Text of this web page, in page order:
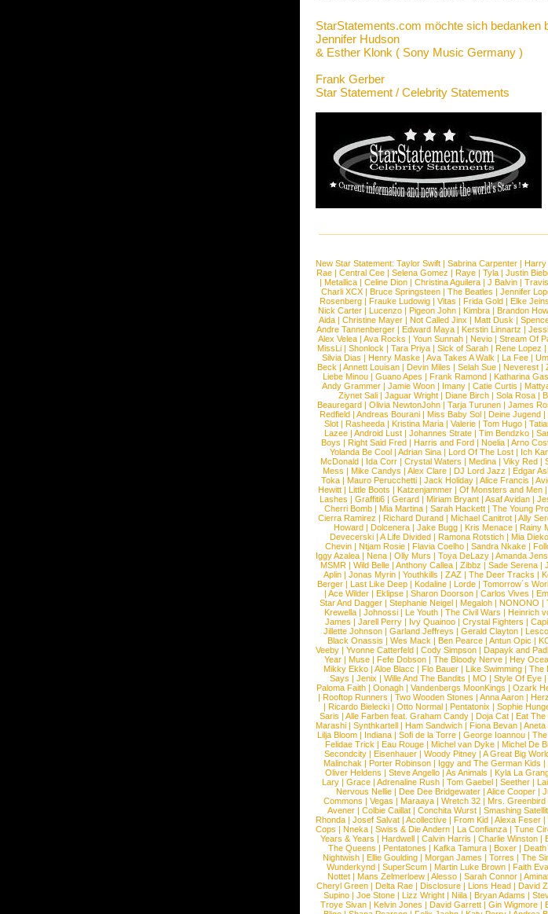
StarStatements.com möchte sich bedanken
Jennifer Hudson
& Esther Klonk ( Sony Music Germany )
Frank Gerber
Star Statement / Celebrity Statements
New Star Statement: Taylor Swift | Sabrina Carpenter | Harry
Rae| Central Cee| Selena Gomez | Raye| Tyla| Justin
| Metallica | Celine Dion | Christina Aguilera | J Balvin |
Charli XCX| Bruce Springsteen| The Beatles | Jennifer
Rosenberg | Frauke Ludowig | Vitas | Frida Gold | Elke
Nick Carter | Lucenzo | Pigeon John | Kimbra | Brandon
Aida| Christine Mayer| Not Called Jinx | Matt Dusk |
Andre Tannenberger | Edward Maya | Kerstin Linnartz |
Alex Velea | Ava Rocks | Youn Sunnah | Nevio | Stream Of
MissLi | Shonlock | Tara Priya | Sick of Sarah | Rene Lopez |
Silvia Dias | Henry Maske| Ava Takes A Walk | La Fee|
Beck | Annett Louisan| Devin Miles | Selah Sue| Neverest|
Liebe Minou| Guano Apes | Frank Ramond| Katharina
Andy Grammer| Jamie Woon| Imany| Catie Curtis |
Ziynet Sali| Jaguar Wright| Diane Birch| Sola Rosa|
Beauregard| Olivia NewtonJohn| Tarja Turunen| James
Redfield | Andreas Bourani | Miss Baby Sol | Deine Jugend |
Slot | Rasheeda | Kristina Maria | Valerie | Tom Hugo |
Lazee | Android Lust | Johannes Strate | Tim Bendzko |
Boys | Right Said Fred | Harris and Ford | Noelia | Arno
Yolanda Be Cool| Adrian Sina| Lord Of The Lost| Ich
McDonald| Ida Corr| Crystal Waters | Medina| Viky Red|
Mess | Mike Candys | Alex Clare | DJ Lord Jazz | Edgar
Toka | Mauro Perucchetti | Jack Holiday | Alice Francis |
Hewitt| Little Boots | Katzenjammer| Of Monsters and Men|
Lashes | Graffiti6| Gerard| Miriam Bryant| Asaf Avidan|
Cherri Bomb | Mia Martina | Sarah Hackett | The Young
Cierra Ramirez | Richard Durand | Michael Canitrot | Ally
Howard| Dolcenera| Jake Bugg| Kris Menace| Rainy
Devecerski| A Life Divided| Ramona Rotstich| Mia
Chevin| Ntjam Rosie| Flavia Coelho| Sandra Nkake|
Iggy Azalea | Nena | Olly Murs | Toya DeLazy | Amanda
MSMR| Wild Belle| Anthony Callea| Zibbz | Sade Serena|
Aplin | Jonas Myrin | Youthkills | ZAZ | The Deer Tracks |
Berger| Last Like Deep| Kodaline| Lorde| Tomorrow´s
| Ace Wilder| Eklipse| Sharon Doorson| Carlos Vives |
Star And Dagger | Stephanie Neigel | Megaloh | NONONO |
Krewella | Johnossi | Le Youth | The Civil Wars | Heinrich
James | Jarell Perry | Ivy Quainoo | Crystal Fighters |
Jillette Johnson | Garland Jeffreys | Gerald Clayton |
Black Onassis | Wes Mack | Ben Pearce | Antun Opic |
Veeby | Yvonne Catterfeld | Cody Simpson | Dapayk and
Year| Muse| Fefe Dobson| The Bloody Nerve| Hey
Mikky Ekko | Aloe Blacc | Flo Bauer | Like Swimming | The
Says | Jenix | Wille And The Bandits | MO | Style Of Eye |
Paloma Faith| Oonagh| Vandenbergs MoonKings | Ozark
| Rooftop Runners | Two Wooden Stones | Anna Aaron|
| Ricardo Bielecki | Otto Normal | Pentatonix | Sophie
Saris | Alle Farben feat. Graham Candy | Doja Cat | Eat The
Marashi | Synthkartell | Ham Sandwich | Fiona Bevan | Aneta
Lilja Bloom | Indiana | Sofi de la Torre | George Ioannou |
Felidae Trick | Eau Rouge | Michel van Dyke | Michel De
Secondcity| Eisenhauer| Woody Pitney| A Great Big
Malinchak | Porter Robinson| Iggy and The German Kids |
Oliver Heldens | Steve Angello| As Animals | Kyla La
Lary | Grace | Adrenaline Rush | Tom Gaebel | Seether |
Nervous Nellie | Dee Dee Bridgewater | Alice Cooper |
Commons | Vegas | Maraaya| Wretch 32| Mrs. Greenbird
Avener | Colbie Caillat | Conchita Wurst | Smashing
Rhonda | Josef Salvat | Acollective | From Kid | Alexa Feser |
Cops | Nneka | Swiss & Die Andern | La Confianza | Tune
Years & Years | Hardwell| Calvin Harris | Charlie Winston|
The Queens | Pentatones | Kafka Tamura | Boxer | Death
Nightwish| Ellie Goulding| Morgan James | Torres | The
Wunderkynd | SuperScum | Martin Luke Brown | Faith
Nottet| Mans Zelmerloew| Alesso| Sarah Connor|
Cheryl Green| Delta Rae| Disclosure| Lions Head| David
Supino| Joe Stone| Lizz Wright| Niila| Bryan Adams |
Troye Sivan | Kelvin Jones | David Garrett | Gin Wigmore |